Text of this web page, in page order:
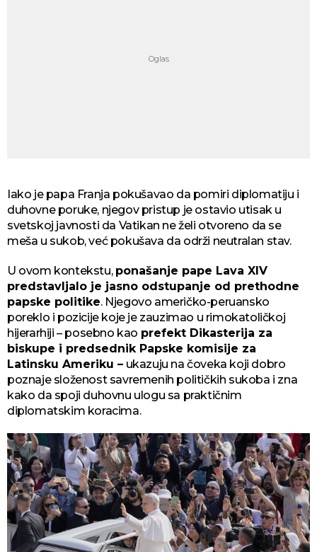
Iako je papa Franja pokušavao da pomiri diplomatiju i
duhovne poruke, njegov pristup je ostavio utisak u
svetskoj javnosti da Vatikan ne želi otvoreno da se
meša u sukob, već pokušava da održi neutralan stav.
U ovom kontekstu, ponašanje pape Lava XIV
predstavljalo je jasno odstupanje od prethodne
papske politike. Njegovo američko-peruansko
poreklo i pozicije koje je zauzimao u rimokatoličkoj
hijerarhiji – posebno kao prefekt Dikasterija za
biskupe i predsednik Papske komisije za
Latinsku Ameriku – ukazuju na čoveka koji dobro
poznaje složenost savremenih političkih sukoba i zna
kako da spoji duhovnu ulogu sa praktičnim
diplomatskim koracima.